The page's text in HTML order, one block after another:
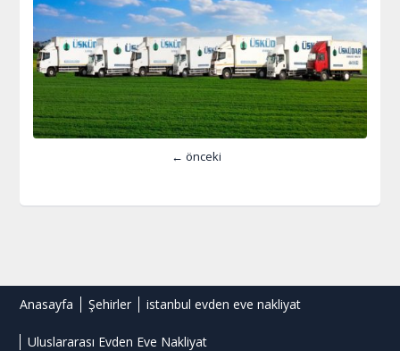
← önceki
Anasayfa Şehirler istanbul evden eve nakliyat
Uluslararası Evden Eve Nakliyat